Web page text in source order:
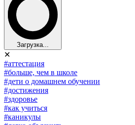
Загрузка...
✕
#аттестация
#больше, чем в школе
#дети о домашнем обучении
#достижения
#здоровье
#как учиться
#каникулы